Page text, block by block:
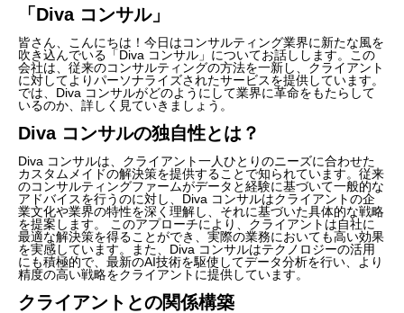
「Diva コンサル」
皆さん、こんにちは！今日はコンサルティング業界に新たな風を
吹き込んでいる「Diva コンサル」についてお話しします。この
会社は、従来のコンサルティングの方法を一新し、クライアント
に対してよりパーソナライズされたサービスを提供しています。
では、Diva コンサルがどのようにして業界に革命をもたらして
いるのか、詳しく見ていきましょう。
Diva コンサルの独自性とは？
Diva コンサルは、クライアント一人ひとりのニーズに合わせた
カスタムメイドの解決策を提供することで知られています。従来
のコンサルティングファームがデータと経験に基づいて一般的な
アドバイスを行うのに対し、Diva コンサルはクライアントの企
業文化や業界の特性を深く理解し、それに基づいた具体的な戦略
を提案します。 このアプローチにより、クライアントは自社に
最適な解決策を得ることができ、実際の業務においても高い効果
を実感しています。また、Diva コンサルはテクノロジーの活用
にも積極的で、最新のAI技術を駆使してデータ分析を行い、より
精度の高い戦略をクライアントに提供しています。
クライアントとの関係構築